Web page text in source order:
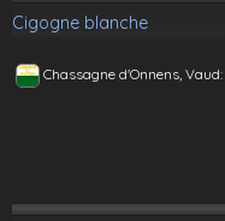
Cigogne blanche
Chassagne d'Onnens, Vaud: